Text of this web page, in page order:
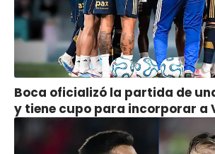
Boca oficializó la partida de
y tiene cupo para incorporar a